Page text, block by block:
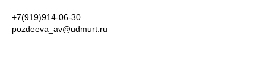
+7(919)914-06-30
pozdeeva_av@udmurt.ru